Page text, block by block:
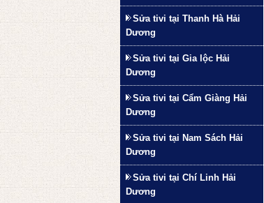
Sửa tivi tại Thanh Hà Hải
Dương
Sửa tivi tại Gia lộc Hải
Dương
Sửa tivi tại Cẩm Giàng Hải
Dương
Sửa tivi tại Nam Sách Hải
Dương
Sửa tivi tại Chí Linh Hải
Dương